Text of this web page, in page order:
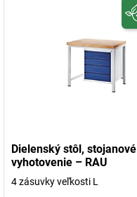
Dielenský stôl, stojanové
vyhotovenie – RAU
4 zásuvky veľkosti L